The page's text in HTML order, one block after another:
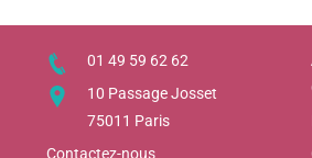
01 49 59 62 62
10 Passage Josset
75011 Paris
Contactez-nous